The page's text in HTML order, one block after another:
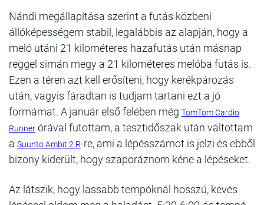
Nándi megállapítása szerint a futás közbeni
állóképességem stabil, legalábbis az alapján, hogy a
meló utáni 21 kilométeres hazafutás után másnap
reggel simán megy a 21 kilométeres melóba futás is.
Ezen a téren azt kell erősíteni, hogy kerékpározás
után, vagyis fáradtan is tudjam tartani ezt a jó
formámat. A január első felében még TomTom Cardio
Runner órával futottam, a tesztidőszak után váltottam
a Suunto Ambit 2 R-re, ami a lépésszámot is jelzi és ebből
bizony kiderült, hogy szaporáznom kéne a lépéseket.
Az látszik, hogy lassabb tempóknál hosszú, kevés